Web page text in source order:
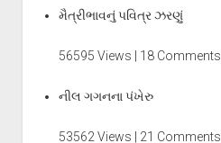
મૈત્રીભાવનું પવિત્ર ઝરણું
56595 Views | 18 Comments
નીલ ગગનના પંખેરુ
53562 Views | 21 Comments